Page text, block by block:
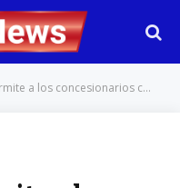
competir entre sí para ofertar por su automóvil usado